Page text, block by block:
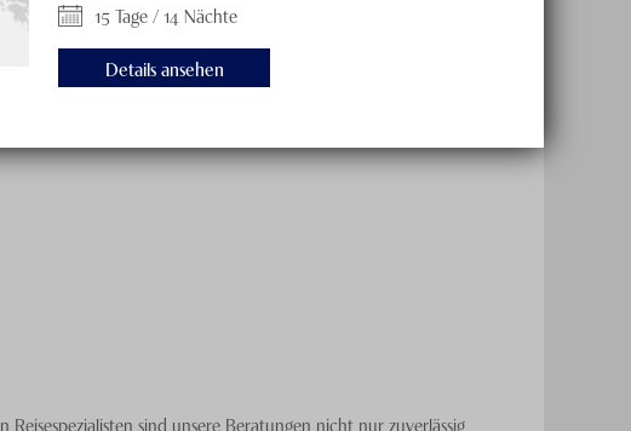
15 Tage / 14 Nächte
Details ansehen
sind unsere Beratungen nicht nur zuverlässig